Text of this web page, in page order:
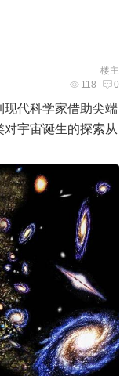
楼主
118 0
现代科学家借助尖端
对宇宙诞生的探索从